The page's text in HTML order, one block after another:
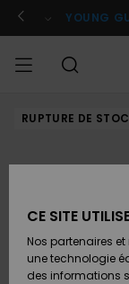
l'information
le
Se YOUNG
HOMME
FEMME
SURF
RUPTURE DE
CE SITE
Nos partenaires
une technologie
des informations